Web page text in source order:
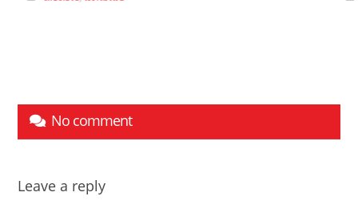
No comment
Leave a reply